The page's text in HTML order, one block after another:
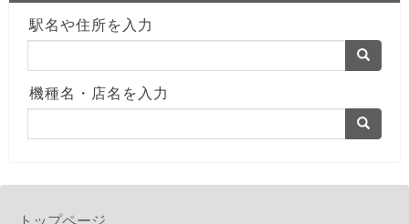
駅名や住所を入力
機種名・店名を入力
トップページ